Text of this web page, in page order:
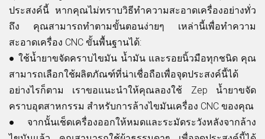
ประสงค์นี้ หากคุณไม่ทราบวิธีทำความสะอาดเครื่องอย่างทั่ว
ถึง คุณสามารถทำตามขั้นตอนง่ายๆ เหล่านี้เพื่อทำความ
สะอาดเครื่อง CNC ขั้นพื้นฐานได้:
●ใช้น้ำยาขจัดคราบไขมัน น้ำมัน และรอยนิ้วมือทุกชนิด คุณ
สามารถเลือกใช้ผลิตภัณฑ์ที่น่าเชื่อถือเพื่อจุดประสงค์นี้ได้
อย่างไรก็ตาม เราขอแนะนำให้คุณลองใช้ Zep น้ำยาขจัด
คราบอุตสาหกรรม สำหรับการล้างไขมันเครื่อง CNC ของคุณ
● จากนั้นเช็ดเครื่องออกให้หมดและระมัดระวังหลังจากล้าง